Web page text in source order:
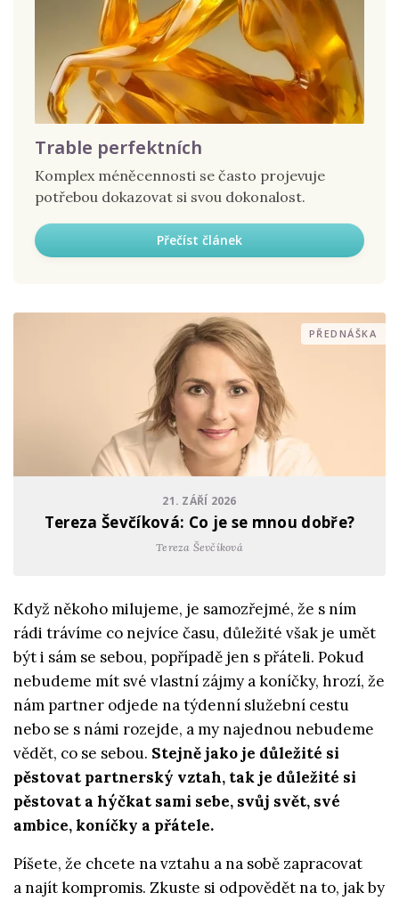
Trable perfektních
Komplex méněcennosti se často projevuje
potřebou dokazovat si svou dokonalost.
Přečíst článek
PŘEDNÁŠKA
21. ZÁŘÍ 2026
Tereza Ševčíková: Co je se mnou dobře?
Tereza Ševčíková
Když někoho milujeme, je samozřejmé, že s ním
rádi trávíme co nejvíce času, důležité však je umět
být i sám se sebou, popřípadě jen s přáteli. Pokud
nebudeme mít své vlastní zájmy a koníčky, hrozí, že
nám partner odjede na týdenní služební cestu
nebo se s námi rozejde, a my najednou nebudeme
vědět, co se sebou. Stejně jako je důležité si
pěstovat partnerský vztah, tak je důležité si
pěstovat a hýčkat sami sebe, svůj svět, své
ambice, koníčky a přátele.
Píšete, že chcete na vztahu a na sobě zapracovat
a najít kompromis. Zkuste si odpovědět na to, jak by